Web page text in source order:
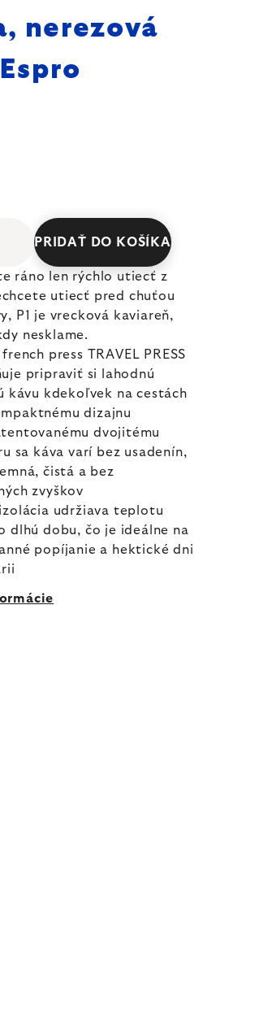
nerezová
PRIDAŤ DO KOŠÍKA
ráno len rýchlo utiecť z
utiecť pred chuťou
P1 je vrecková kaviareň,
nesklame.
press TRAVEL PRESS
pripraviť si lahodnú
kávu kdekoľvek na cestách
dizajnu
dvojitému
sa káva varí bez usadenín,
čistá a bez
zvyškov
udržiava teplotu
dlhú dobu, čo je ideálne na
popíjanie a hektické dni